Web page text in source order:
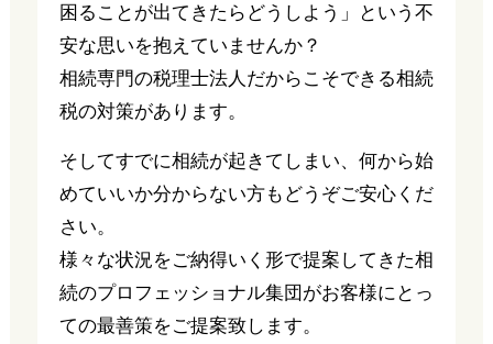
困ることが出てきたらどうしよう」という不
安な思いを抱えていませんか？
相続専門の税理士法人だからこそできる相続
税の対策があります。
そしてすでに相続が起きてしまい、何から始
めていいか分からない方もどうぞご安心くだ
さい。
様々な状況をご納得いく形で提案してきた相
続のプロフェッショナル集団がお客様にとっ
ての最善策をご提案致します。